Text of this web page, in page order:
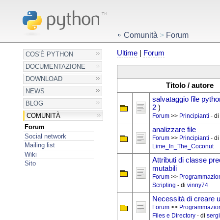
COS'È PYTHON
DOCUMENTAZIONE
DOWNLOAD
NEWS
BLOG
COMUNITÀ
Forum
Social network
Mailing list
Wiki
Sito
Comunità > Forum
Ultime| Forum
Titolo / autore
salvataggio file
2)
Forum>> Principianti - di
analizzare file
Forum>> Principianti - di
Lime_In_The_Coconut
Attributi di classe
mutabili
Forum>>
Scripting - di vinny74
Necessità di creare
Forum>>
Files e Directory- di